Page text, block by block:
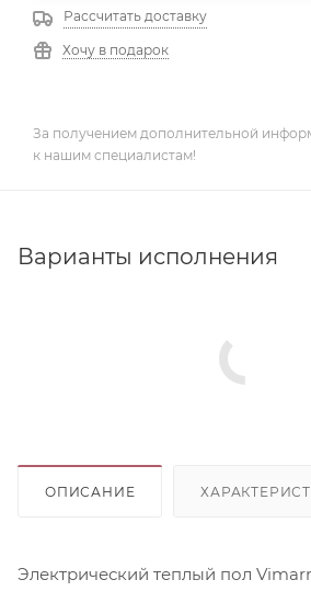
Рассчитать доставку
Хочу в подарок
За получением дополнительной
к нашим специалистам!
Варианты исполнения
ОПИСАНИЕ
Электрический теплый пол